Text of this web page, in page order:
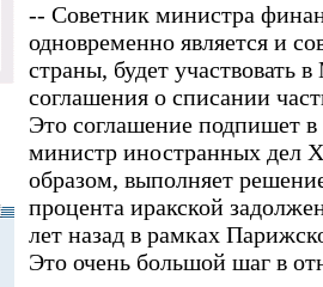
-- Советник министра
одновременно является и
страны, будет участвовать
соглашения о списании
Это соглашение подпишет в
министр иностранных дел
образом, выполняет
процента иракской
лет назад в рамках
Это очень большой шаг в